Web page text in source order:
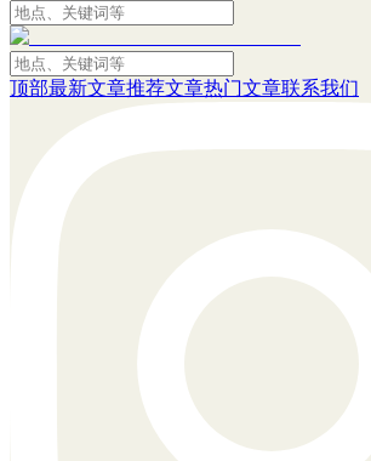
顶部最新文章推荐文章热门文章联系我们